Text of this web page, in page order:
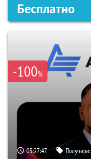
Бесплатно
-100%
03:27:46 Получили: